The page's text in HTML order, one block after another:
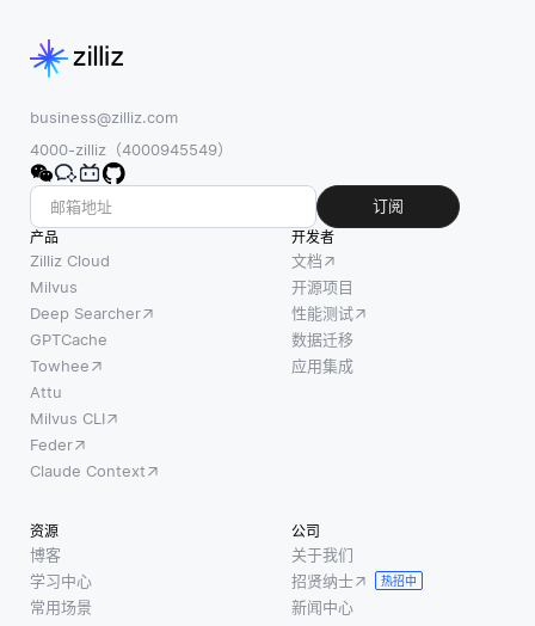
business@zilliz.com
4000-zilliz（4000945549）
订阅
产品
Zilliz Cloud
Milvus
Deep Searcher
GPTCache
Towhee
Attu
Milvus CLI
Feder
Claude Context
开发者
文档
开源项目
性能测试
数据迁移
应用集成
资源
博客
学习中心
常用场景
公司
关于我们
招贤纳士
热招中
新闻中心